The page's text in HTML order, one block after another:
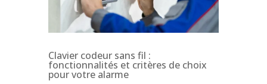
Clavier codeur sans fil :
fonctionnalités et critères de choix
pour votre alarme